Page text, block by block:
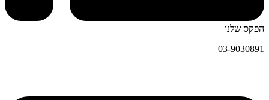
הפקס שלנו
03-9030891